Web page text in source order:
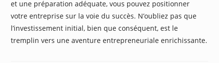
et une préparation adéquate, vous pouvez positionner
votre entreprise sur la voie du succès. N’oubliez pas que
l’investissement initial, bien que conséquent, est le
tremplin vers une aventure entrepreneuriale enrichissante.